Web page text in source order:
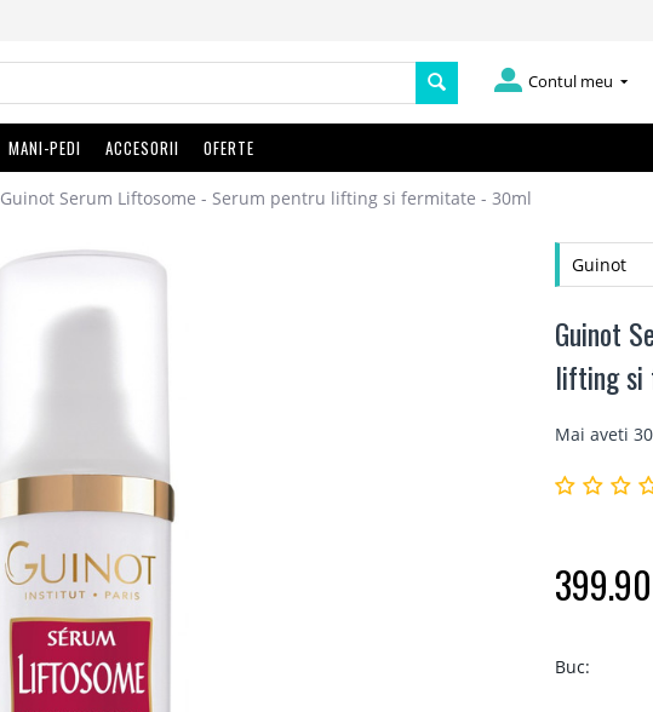
Contul meu
MANI-PEDI ACCESORII OFERTE
Guinot Serum Liftosome - Serum pentru lifting si fermitate - 30ml
Guinot
Guinot
lifting si
Mai aveti
399.90
Buc: